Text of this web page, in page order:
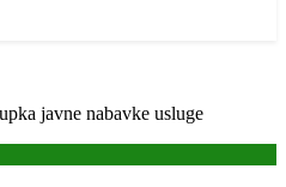
javne nabavke usluge